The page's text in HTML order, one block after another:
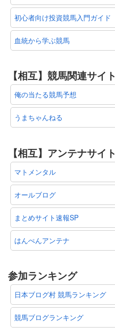
初心者向け投資競馬入門ガイド
血統から学ぶ競馬
【相互】競馬関連サイト
俺の当たる競馬予想
うまちゃんねる
【相互】アンテナサイト
マトメンタル
オールブログ
まとめサイト速報SP
はんぺんアンテナ
参加ランキング
日本ブログ村 競馬ランキング
競馬ブログランキング